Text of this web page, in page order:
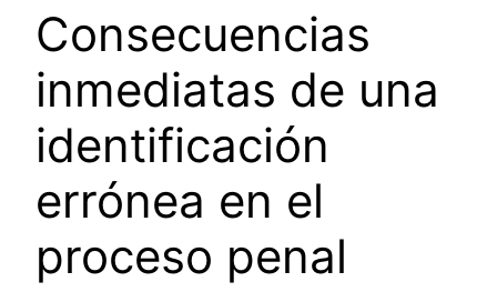
Consecuencias
inmediatas de una
identificación
errónea en el
proceso penal